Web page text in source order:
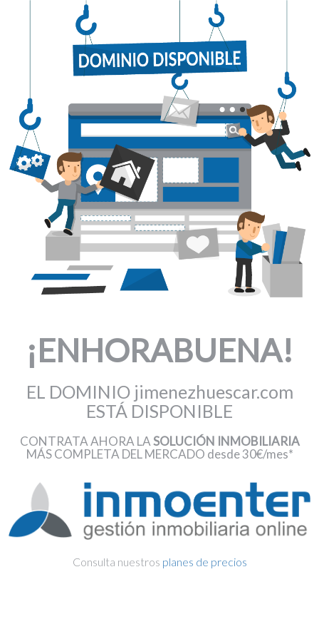
¡ENHORABUENA!
EL DOMINIO jimenezhuescar.com
ESTÁ DISPONIBLE
CONTRATA AHORA LASOLUCIÓN INMOBILIARIA
MÁS COMPLETA DEL MERCADO desde 30€/mes*
Consulta nuestros planes de precios